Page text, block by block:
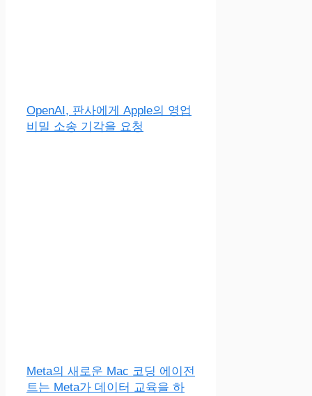
OpenAI, 판사에게 Apple의 영업
비밀 소송 기각을 요청
Meta의 새로운 Mac 코딩 에이전
트는 Meta가 데이터 교육을 하